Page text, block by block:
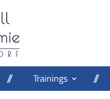
Trainings